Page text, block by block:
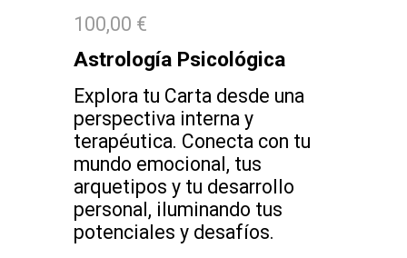
100,00 €
Astrología Psicológica
Explora tu Carta desde una
perspectiva interna y
terapéutica. Conecta con tu
mundo emocional, tus
arquetipos y tu desarrollo
personal, iluminando tus
potenciales y desafíos.